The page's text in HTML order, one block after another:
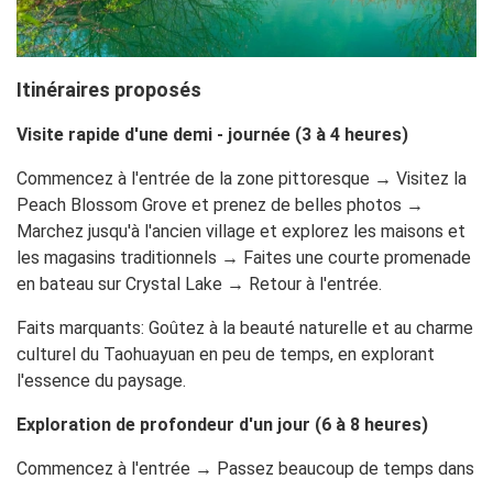
Itinéraires proposés
Visite rapide d'une demi - journée (3 à 4 heures)
Commencez à l'entrée de la zone pittoresque → Visitez la
Peach Blossom Grove et prenez de belles photos →
Marchez jusqu'à l'ancien village et explorez les maisons et
les magasins traditionnels → Faites une courte promenade
en bateau sur Crystal Lake → Retour à l'entrée.
Faits marquants: Goûtez à la beauté naturelle et au charme
culturel du Taohuayuan en peu de temps, en explorant
l'essence du paysage.
Exploration de profondeur d'un jour (6 à 8 heures)
Commencez à l'entrée → Passez beaucoup de temps dans